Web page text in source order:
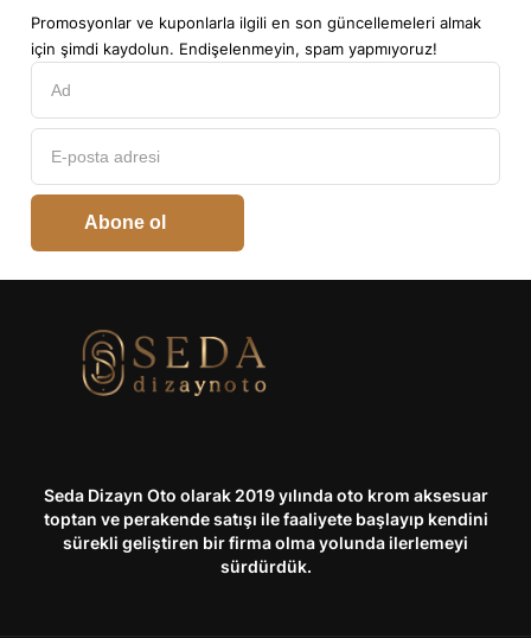
Promosyonlar ve kuponlarla ilgili en son güncellemeleri almak
için şimdi kaydolun. Endişelenmeyin, spam yapmıyoruz!
Abone ol
Seda Dizayn Oto olarak 2019 yılında oto krom aksesuar
toptan ve perakende satışı ile faaliyete başlayıp kendini
sürekli geliştiren bir firma olma yolunda ilerlemeyi
sürdürdük.